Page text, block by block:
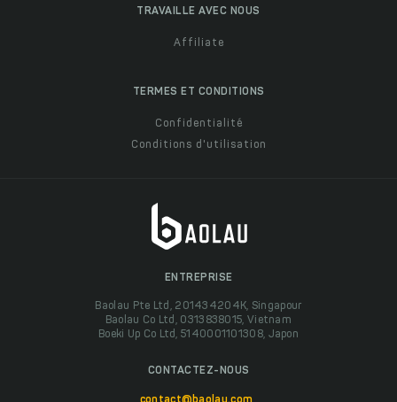
TRAVAILLE AVEC NOUS
Affiliate
TERMES ET CONDITIONS
Confidentialité
Conditions d'utilisation
ENTREPRISE
Baolau Pte Ltd, 201434204K, Singapour
Baolau Co Ltd, 0313838015, Vietnam
Boeki Up Co Ltd, 5140001101308, Japon
CONTACTEZ-NOUS